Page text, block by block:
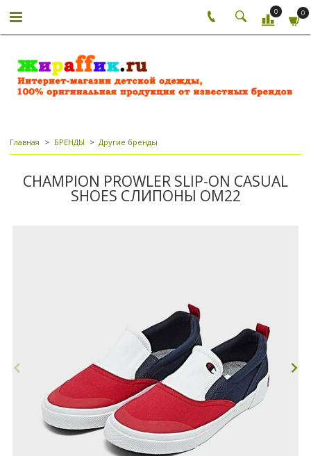
0 0
Главная БРЕНДЫ Другие бренды
CHAMPION PROWLER SLIP-ON CASUAL
SHOES СЛИПОНЫ ОM22